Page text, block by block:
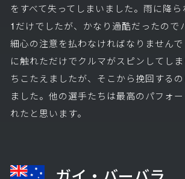
をすべて失ってしまいました。雨に降
1だけでしたが、かなり過酷だったので
細心の注意を払わなければなりません
に触れただけでクルマがスピンしてし
ちこたえましたが、そこから挽回する
ました。他の選手たちは最高のパフォ
れたと思います。